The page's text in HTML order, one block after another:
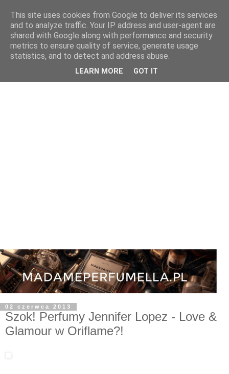
02 czerwca 2013
Szok! Perfumy Jennifer Lopez - Love &
Glamour w Oriflame?!
This site uses cookies from Google to deliver its services
and to analyze traffic. Your IP address and user-agent are
shared with Google along with performance and security
metrics to ensure quality of service, generate usage
statistics, and to detect and address abuse.
LEARN MORE GOT IT